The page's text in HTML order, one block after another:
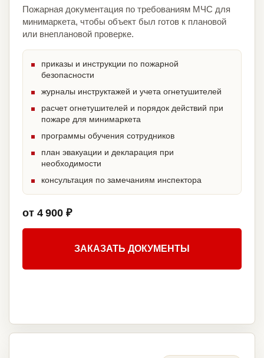
Пожарная документация по требованиям МЧС для
минимаркета, чтобы объект был готов к плановой
или внеплановой проверке.
приказы и инструкции по пожарной
безопасности
журналы инструктажей и учета огнетушителей
расчет огнетушителей и порядок действий при
пожаре для минимаркета
программы обучения сотрудников
план эвакуации и декларация при
необходимости
консультация по замечаниям инспектора
от 4 900 ₽
ЗАКАЗАТЬ ДОКУМЕНТЫ